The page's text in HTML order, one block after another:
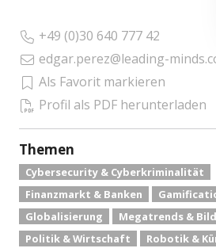
+49 (0)30 640 777 42
edgar.perez@leading-
Als Favorit markieren
Profil als PDF herunterladen
Themen
Cybersecurity & Cyberkriminalität
Finanzmarkt & Banken
Globalisierung
Megatrends &
Politik & Wirtschaft
Robotik &